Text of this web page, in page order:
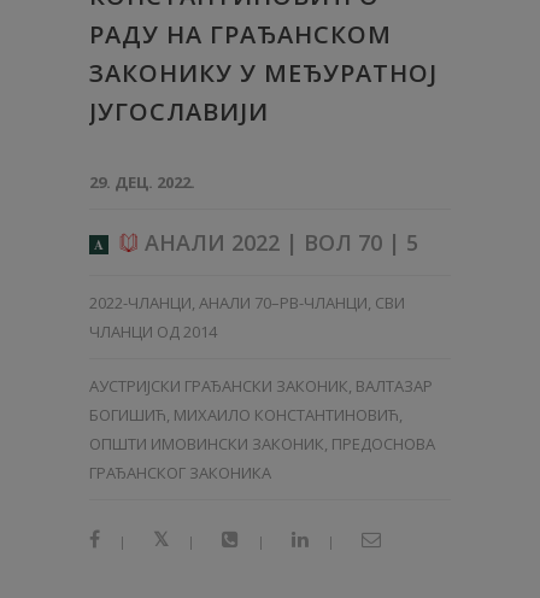
РАДУ НА ГРАЂАНСКОМ
ЗАКОНИКУ У МЕЂУРАТНОЈ
ЈУГОСЛАВИЈИ
29. ДЕЦ. 2022.
A АНАЛИ 2022 | ВОЛ 70 | 5
2022-ЧЛАНЦИ, АНАЛИ 70–PB-ЧЛАНЦИ, СВИ
ЧЛАНЦИ ОД 2014
АУСТРИЈСКИ ГРАЂАНСКИ ЗАКОНИК, ВАЛТАЗАР
БОГИШИЋ, МИХАИЛО КОНСТАНТИНОВИЋ,
ОПШТИ ИМОВИНСКИ ЗАКОНИК, ПРЕДОСНОВА
ГРАЂАНСКОГ ЗАКОНИКА
| | | |